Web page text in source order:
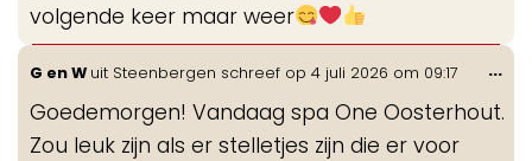
volgende keer maar weer
G en W uit Steenbergen schreef op 4 juli 2026 om 09:17
Goedemorgen! Vandaag spa One Oosterhout.
Zou leuk zijn als er stelletjes zijn die er voor
...